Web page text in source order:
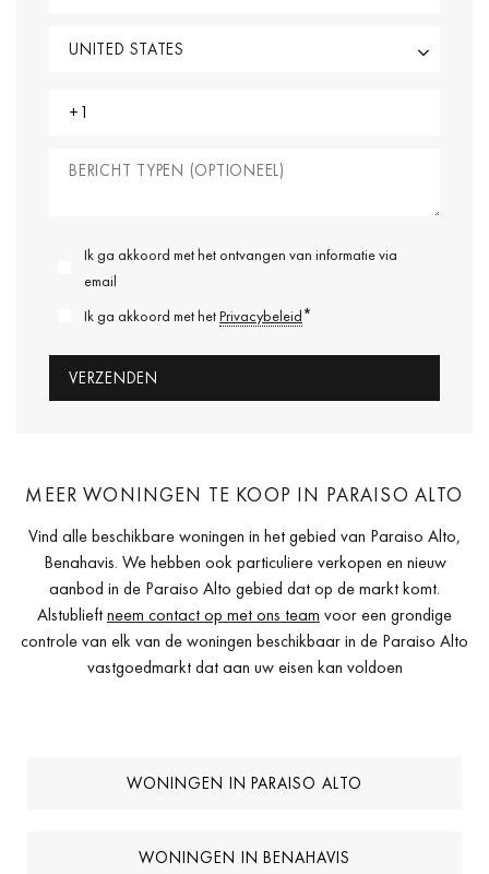
Ik ga akkoord met het ontvangen van informatie via
email
Ik ga akkoord met hetPrivacybeleid*
MEER WONINGEN TE KOOP IN PARAISO ALTO
Vind alle beschikbare woningen in het gebied van Paraiso Alto,
Benahavis. We hebben ook particuliere verkopen en nieuw
aanbod in de Paraiso Alto gebied dat op de markt komt.
Alstublieftneem contact op met ons team voor een grondige
controle van elk van de woningen beschikbaar in de Paraiso Alto
vastgoedmarkt dat aan uw eisen kan voldoen
WONINGEN IN PARAISO ALTO
WONINGEN IN BENAHAVIS